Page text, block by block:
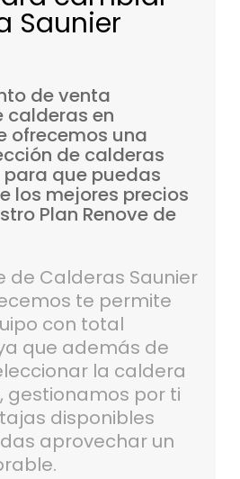
Saunier
deventa
calderas en
ofrecemos una
de calderas
para que puedas
los mejores precios
Plan Renove de
de Calderas Saunier
te permite
con total
que además de
la caldera
gestionamos por ti
disponibles
aprovechar un